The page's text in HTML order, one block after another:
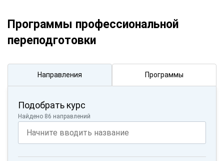
Программы профессиональной
переподготовки
Направления Программы
Подобрать курс
Найдено 86 направлений